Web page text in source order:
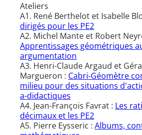
Ateliers
A1. René Berthelot et Isabelle
dirigés pour les PE2
A2. Michel Mante et Robert
Apprentissages géométriques
argumentation
A3. Henri-Claude Argaud et
Margueron : Cabri-Géomètre
milieu pour des situations
a-didactiques
A4. Jean-François Favrat : Les
décimaux et les PE2
A5. Pierre Eysseric : Albums,